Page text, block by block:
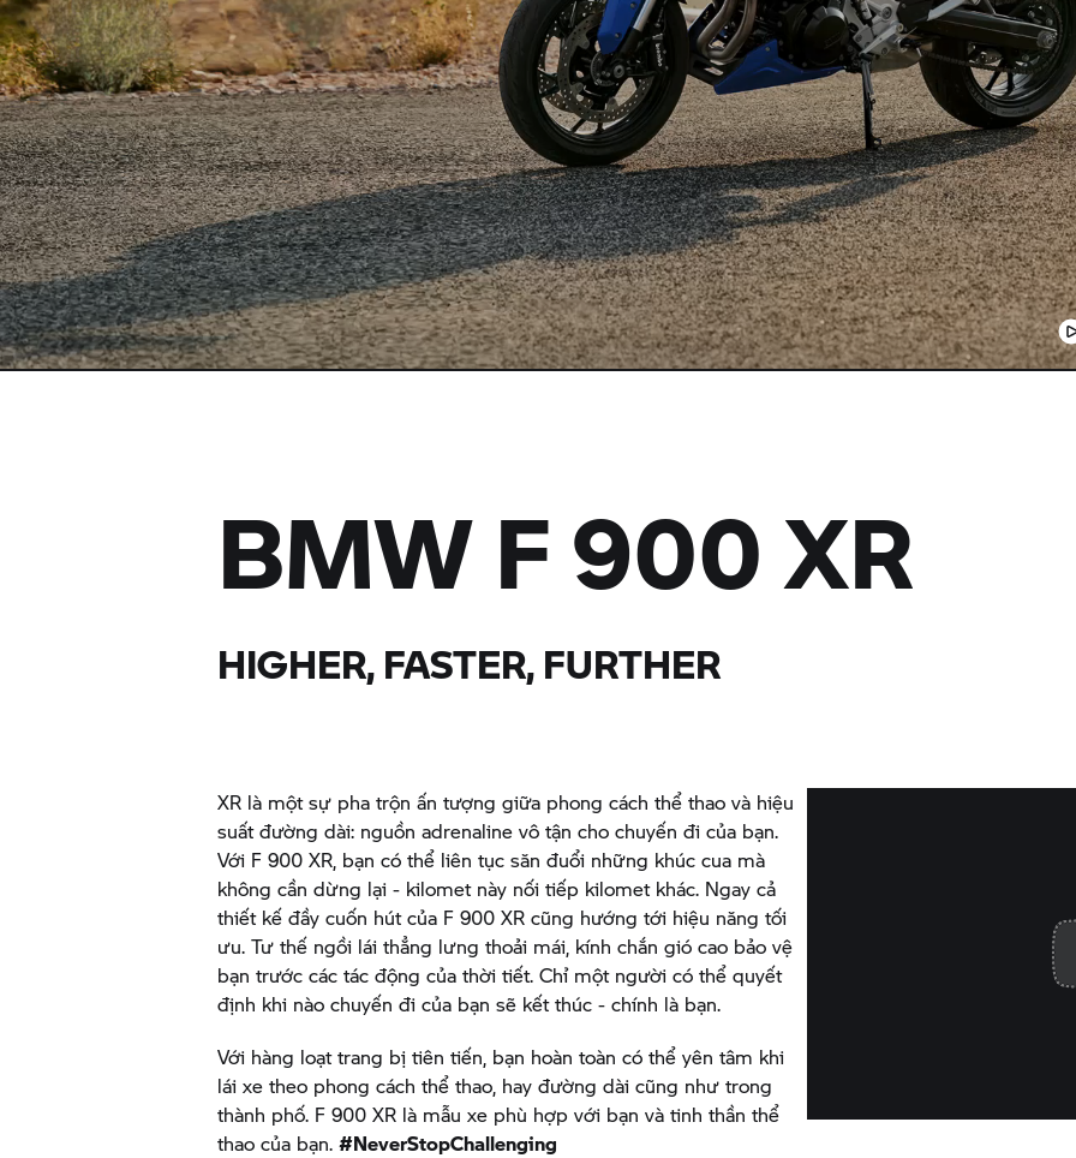
BMWF 900 XR
HIGHER, FASTER, FURTHER
XR là một sự pha trộn ấn tượng giữa phong cách thể thao và hiệu
suất đường dài: nguồn adrenaline vô tận cho chuyến đi của bạn.
Với F 900 XR, bạn có thể liên tục săn đuổi những khúc cua mà
không cần dừng lại - kilomet này nối tiếp kilomet khác. Ngay cả
thiết kế đầy cuốn hút của F 900 XR cũng hướng tới hiệu năng tối
ưu. Tư thế ngồi lái thẳng lưng thoải mái, kính chắn gió cao bảo vệ
bạn trước các tác động của thời tiết. Chỉ một người có thể quyết
định khi nào chuyến đi của bạn sẽ kết thúc - chính là bạn.
Với hàng loạt trang bị tiên tiến, bạn hoàn toàn có thể yên tâm khi
lái xe theo phong cách thể thao, hay đường dài cũng như trong
thành phố. F 900 XR là mẫu xe phù hợp với bạn và tinh thần thể
thao của bạn.#NeverStopChallenging